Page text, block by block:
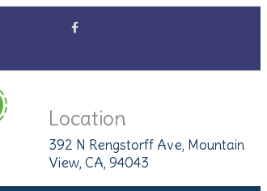
Location
392 N Rengstorff Ave, Mountain
View, CA, 94043